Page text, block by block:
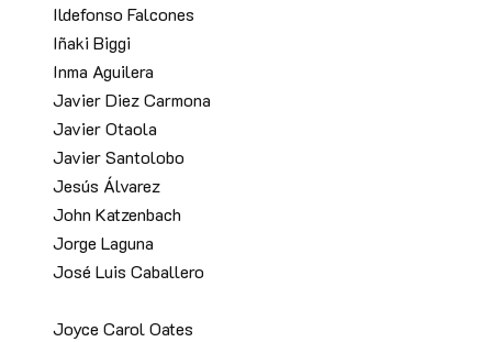
Ildefonso Falcones
Iñaki Biggi
Inma Aguilera
Javier Diez Carmona
Javier Otaola
Javier Santolobo
Jesús Álvarez
John Katzenbach
Jorge Laguna
José Luis Caballero
Joyce Carol Oates